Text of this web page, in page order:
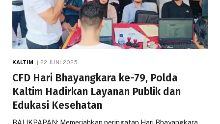
KALTIM 22 JUNI 2025
CFD Hari Bhayangkara ke-79, Polda
Kaltim Hadirkan Layanan Publik dan
Edukasi Kesehatan